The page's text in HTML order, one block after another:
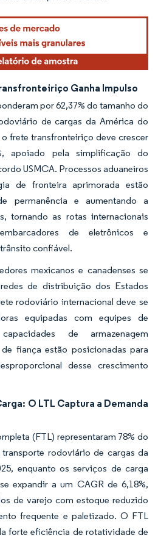
Ganha Impulso
por 62,37% do tamanho do
de cargas da América do
frete transfronteiriço deve crescer
apoiado pela simplificação do
USMCA. Processos aduaneiros
de fronteira aprimorada estão
permanência e aumentando a
tornando as rotas internacionais
de eletrônicos e
confiável.
mexicanos e canadenses se
de distribuição dos Estados
rodoviário internacional deve se
equipadas com equipes de
de armazenagem
fiança estão posicionadas para
desse crescimento
O LTL Captura a Demanda
(FTL) representaram 78% do
rodoviário de cargas da
enquanto os serviços de carga
expandir a um CAGR de 6,18%,
de varejo com estoque reduzido
frequente e paletizado. O FTL
forte eficiência de rotatividade de